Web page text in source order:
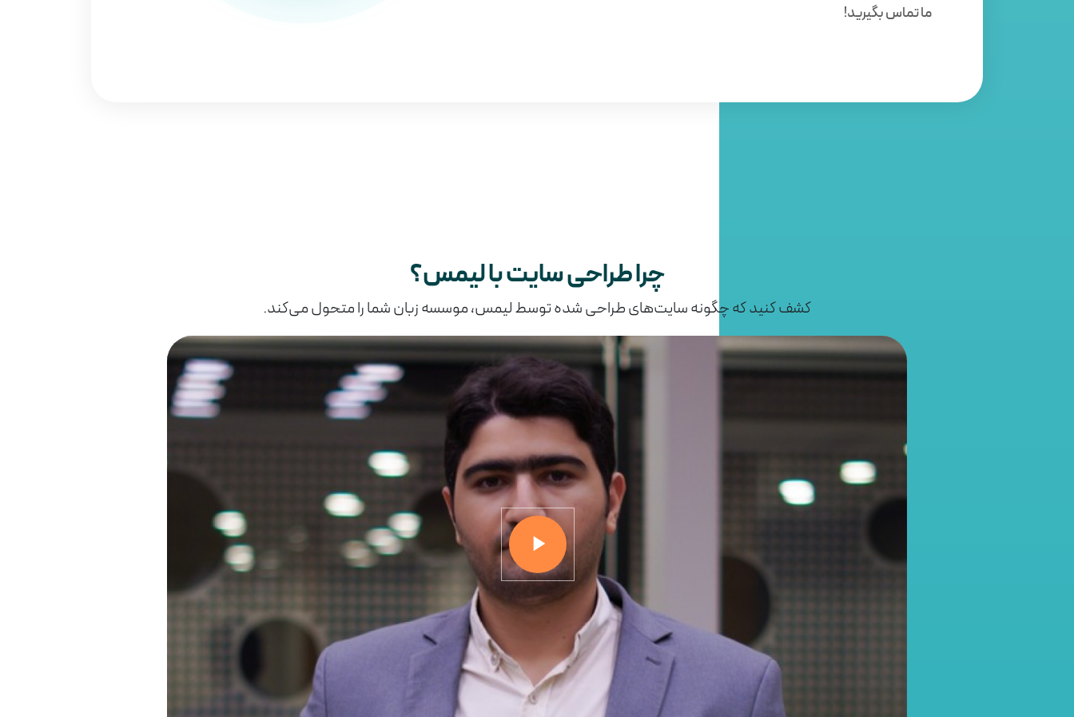
ما تماس بگیرید!
چرا طراحی سایت با لیمس؟
کشف کنید که چگونه سایت‌های طراحی شده توسط لیمس، موسسه زبان شما را متحول می‌کند.
Play
Video